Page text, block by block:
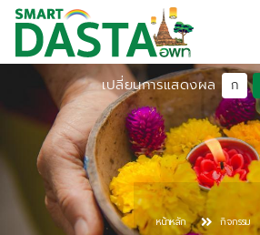
เปลี่ยนการแสดงผล ก
หน้าหลัก กิจกรรม